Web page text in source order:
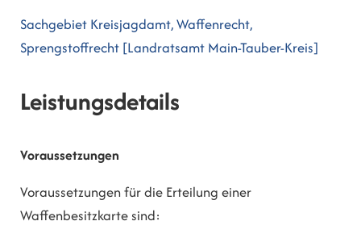
Sachgebiet Kreisjagdamt, Waffenrecht,
Sprengstoffrecht [Landratsamt Main-Tauber-Kreis]
Leistungsdetails
Voraussetzungen
Voraussetzungen für die Erteilung einer
Waffenbesitzkarte sind: